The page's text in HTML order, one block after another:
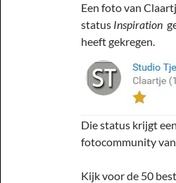
Een foto van
status Inspiration
heeft gekregen.
Die status krijgt
fotocommunity
Kijk voor de 50